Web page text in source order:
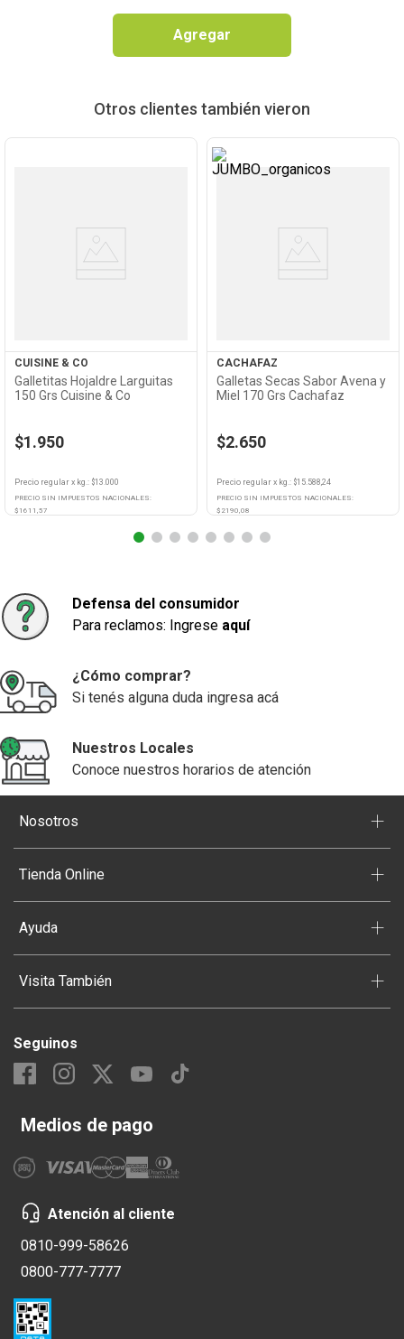
Agregar
Otros clientes también vieron
Ver
Producto
CUISINE & CO
Galletitas Hojaldre Larguitas
150 Grs Cuisine & Co
$1.950
Precio regular x kg. : $13.000
PRECIO SIN IMPUESTOS NACIONALES:
$ 1611,57
Ver
Producto
CACHAFAZ
Galletas Secas Sabor Avena y
Miel 170 Grs Cachafaz
$2.650
Precio regular x kg. : $15.588,24
PRECIO SIN IMPUESTOS NACIONALES:
$ 2190,08
Defensa del consumidor
Para reclamos: Ingrese aquí
¿Cómo comprar?
Si tenés alguna duda ingresa acá
Nuestros Locales
Conoce nuestros horarios de atención
Nosotros +
Tienda Online +
Ayuda +
Visita También +
Seguinos
Medios de pago
Atención al cliente
0810-999-58626
0800-777-7777